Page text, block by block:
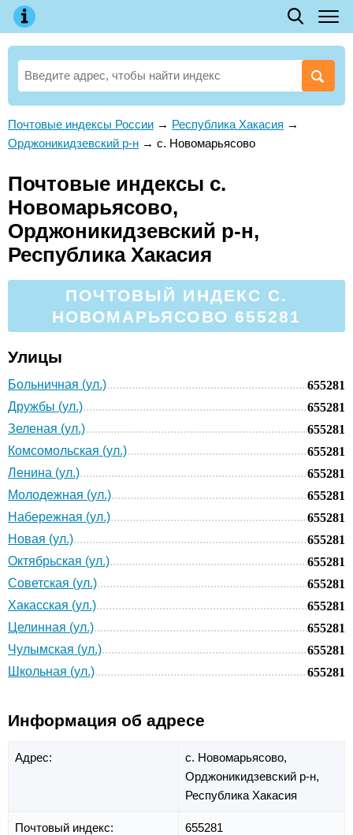
Почтовые индексы России → Республика Хакасия →
Орджоникидзевский р-н → с. Новомарьясово
Почтовые индексы с.
Новомарьясово,
Орджоникидзевский р-н,
Республика Хакасия
ПОЧТОВЫЙ ИНДЕКС С.
НОВОМАРЬЯСОВО 655281
Улицы
Больничная (ул.)
655281
Дружбы (ул.)
655281
Зеленая (ул.)
655281
Комсомольская (ул.)
655281
Ленина (ул.)
655281
Молодежная (ул.)
655281
Набережная (ул.)
655281
Новая (ул.)
655281
Октябрьская (ул.)
655281
Советская (ул.)
655281
Хакасская (ул.)
655281
Целинная (ул.)
655281
Чулымская (ул.)
655281
Школьная (ул.)
655281
Информация об адресе
Адрес:
с. Новомарьясово,
Орджоникидзевский р-н,
Республика Хакасия
Почтовый индекс: 655281